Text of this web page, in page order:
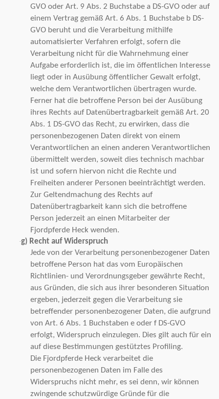
GVO oder Art. 9 Abs. 2 Buchstabe a DS-GVO oder auf
einem Vertrag gemäß Art. 6 Abs. 1 Buchstabe b DS-
GVO beruht und die Verarbeitung mithilfe
automatisierter Verfahren erfolgt, sofern die
Verarbeitung nicht für die Wahrnehmung einer
Aufgabe erforderlich ist, die im öffentlichen Interesse
liegt oder in Ausübung öffentlicher Gewalt erfolgt,
welche dem Verantwortlichen übertragen wurde.
Ferner hat die betroffene Person bei der Ausübung
ihres Rechts auf Datenübertragbarkeit gemäß Art. 20
Abs. 1 DS-GVO das Recht, zu erwirken, dass die
personenbezogenen Daten direkt von einem
Verantwortlichen an einen anderen Verantwortlichen
übermittelt werden, soweit dies technisch machbar
ist und sofern hiervon nicht die Rechte und
Freiheiten anderer Personen beeinträchtigt werden.
Zur Geltendmachung des Rechts auf
Datenübertragbarkeit kann sich die betroffene
Person jederzeit an einen Mitarbeiter der
Fjordpferde Heck wenden.
·g) Recht auf Widerspruch
Jede von der Verarbeitung personenbezogener Daten
betroffene Person hat das vom Europäischen
Richtlinien- und Verordnungsgeber gewährte Recht,
aus Gründen, die sich aus ihrer besonderen Situation
ergeben, jederzeit gegen die Verarbeitung sie
betreffender personenbezogener Daten, die aufgrund
von Art. 6 Abs. 1 Buchstaben e oder f DS-GVO
erfolgt, Widerspruch einzulegen. Dies gilt auch für ein
auf diese Bestimmungen gestütztes Profiling.
Die Fjordpferde Heck verarbeitet die
personenbezogenen Daten im Falle des
Widerspruchs nicht mehr, es sei denn, wir können
zwingende schutzwürdige Gründe für die